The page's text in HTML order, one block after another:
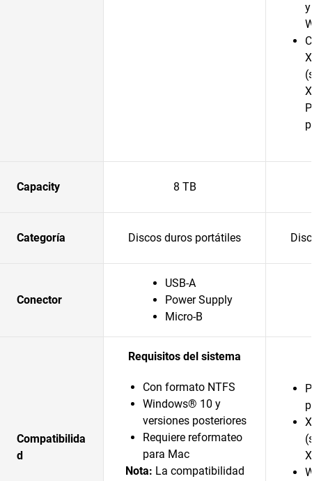
Capacity 8 TB
Categoría Discos duros portátiles
Conector
USB-A
Power Supply
Micro-B
Compatibilida
d
Requisitos del sistema
Con formato NTFS
Windows® 10 y
versiones posteriores
Requiere reformateo
para Mac
Nota: La compatibilidad